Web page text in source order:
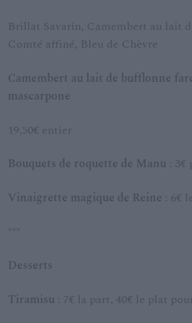
Brillat Savarin, Camembert au lait
Comté affiné, Bleu de Chèvre
Camembert au lait de bufflonne
mascarpone
19,50€ entier
Bouquets de roquette de Manu :
Vinaigrette magique de Reine : 6€
Desserts
Tiramisu : 7€ la part, 40€ le plat